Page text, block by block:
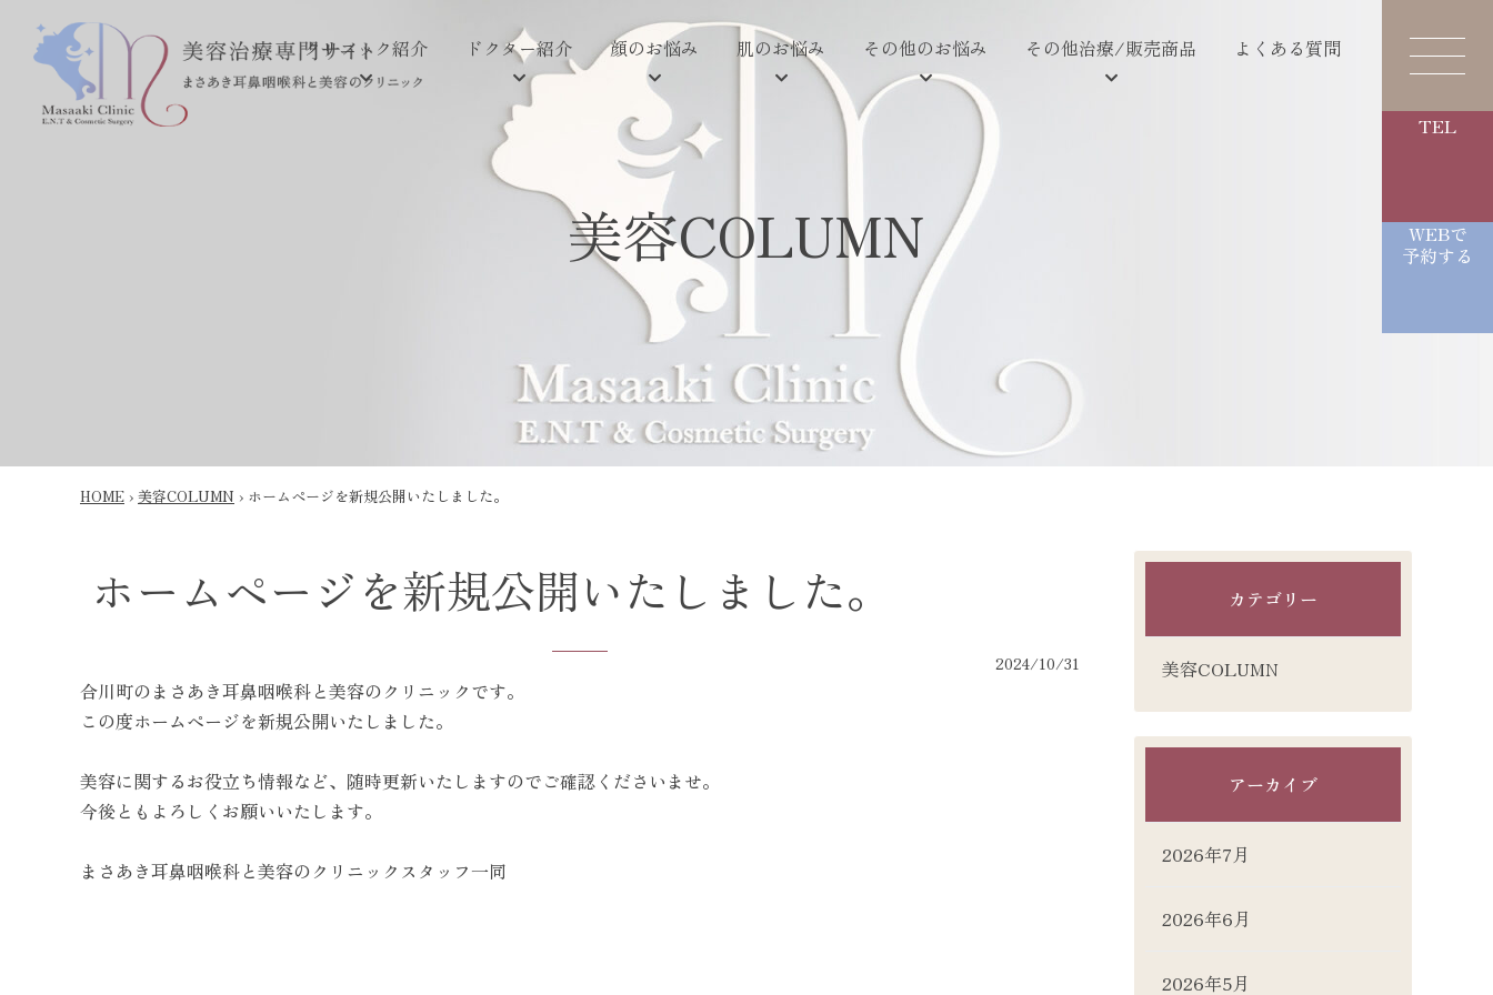
クリニック紹介 ドクター紹介 顔のお悩み 肌のお悩み その他のお悩み その他治療/販売商品 よくある質問
TEL
WEBで
予約する
美容COLUMN
HOME › 美容COLUMN › ホームページを新規公開いたしました。
ホームページを新規公開いたしました。
2024/10/31
合川町のまさあき耳鼻咽喉科と美容のクリニックです。
この度ホームページを新規公開いたしました。
美容に関するお役立ち情報など、随時更新いたしますのでご確認くださいませ。
今後ともよろしくお願いいたします。
まさあき耳鼻咽喉科と美容のクリニックスタッフ一同
カテゴリー
美容COLUMN
アーカイブ
2026年7月
2026年6月
2026年5月